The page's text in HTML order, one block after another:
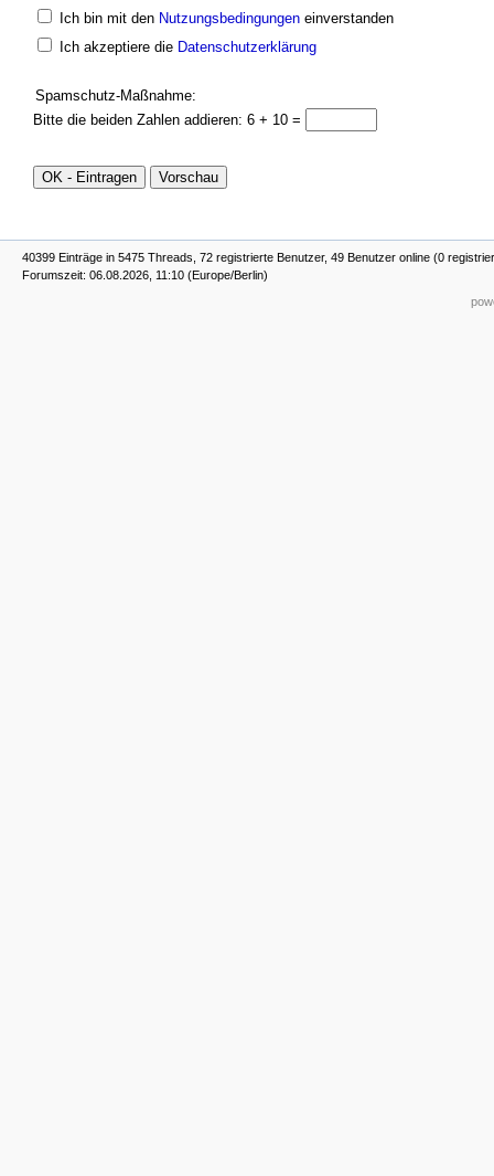
Ich bin mit den Nutzungsbedingungeneinverstanden
Ich akzeptiere die Datenschutzerklärung
Spamschutz-Maßnahme:
Bitte die beiden Zahlen addieren: 6 + 10 =
40399 Einträge in 5475 Threads, 72 registrierte Benutzer, 49 Benutzer online (0
Forumszeit: 06.08.2026, 11:10 (Europe/Berlin)